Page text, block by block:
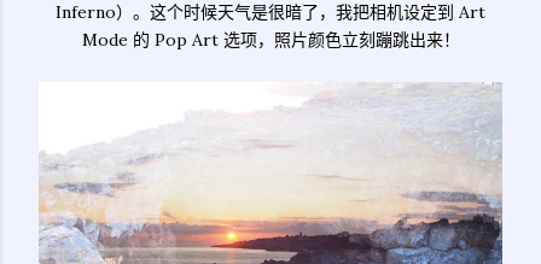
Inferno）。这个时候天气是很暗了，我把相机设定到 Art
Mode 的 Pop Art 选项，照片颜色立刻蹦跳出来！